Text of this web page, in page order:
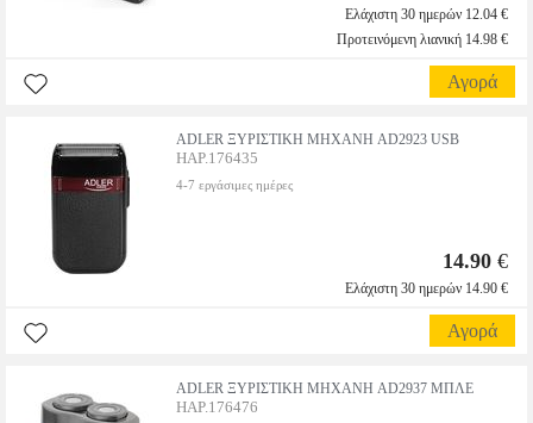
Ελάχιστη 30 ημερών 12.04 €
Προτεινόμενη λιανική 14.98 €
Αγορά
ADLER ΞΥΡΙΣΤΙΚΗ ΜΗΧΑΝΗ AD2923 USB
HAP.176435
4-7 εργάσιμες ημέρες
14.90 €
Ελάχιστη 30 ημερών 14.90 €
Αγορά
ADLER ΞΥΡΙΣΤΙΚΗ ΜΗΧΑΝΗ AD2937 ΜΠΛΕ
HAP.176476